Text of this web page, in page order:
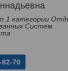
1 категории
Систем
82-70